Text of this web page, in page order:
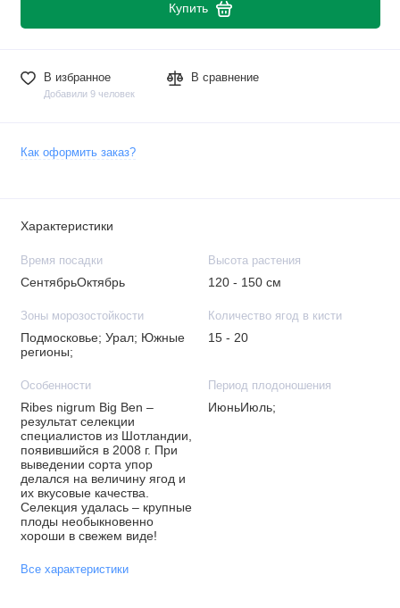
Купить
В избранное
Добавили 9 человек
В сравнение
Как оформить заказ?
Характеристики
Время посадки
СентябрьОктябрь
Высота растения
120 - 150 см
Зоны морозостойкости
Подмосковье; Урал; Южные
регионы;
Количество ягод в кисти
15 - 20
Особенности
Ribes nigrum Big Ben –
результат селекции
специалистов из Шотландии,
появившийся в 2008 г. При
выведении сорта упор
делался на величину ягод и
их вкусовые качества.
Селекция удалась – крупные
плоды необыкновенно
хороши в свежем виде!
Период плодоношения
ИюньИюль;
Все характеристики